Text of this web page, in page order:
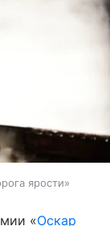
ярости»
«Оскар